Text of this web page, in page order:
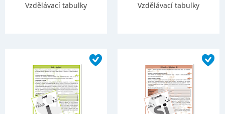
Vzdělávací tabulky
Vzdělávací tabulky